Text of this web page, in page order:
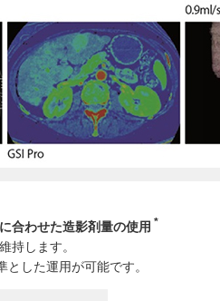
合わせた造影剤量の使用 *
持します。
した運用が可能です。